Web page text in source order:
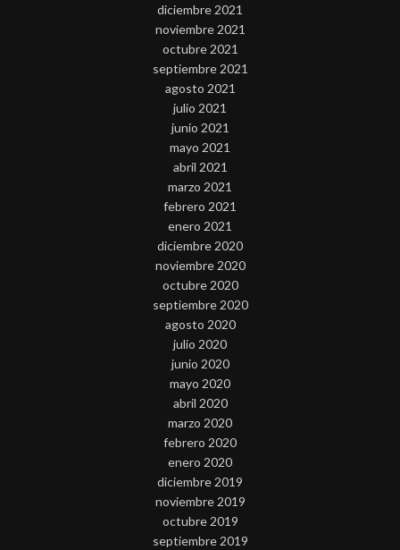
diciembre 2021
noviembre 2021
octubre 2021
septiembre 2021
agosto 2021
julio 2021
junio 2021
mayo 2021
abril 2021
marzo 2021
febrero 2021
enero 2021
diciembre 2020
noviembre 2020
octubre 2020
septiembre 2020
agosto 2020
julio 2020
junio 2020
mayo 2020
abril 2020
marzo 2020
febrero 2020
enero 2020
diciembre 2019
noviembre 2019
octubre 2019
septiembre 2019